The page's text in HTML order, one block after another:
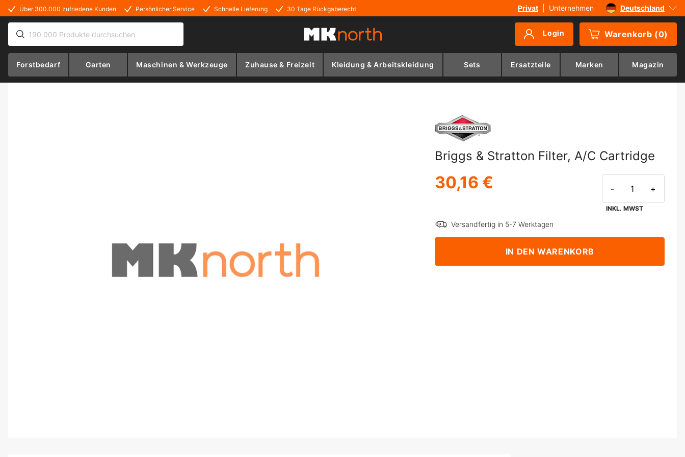
Über 300.000 zufriedene Kunden Persönlicher Service Schnelle Lieferung 30 Tage Rückgaberecht Privat Unternehmen
Deutschland
Sverige
Suomi
Login Warenkorb (0)
Forstbedarf Garten Maschinen & Werkzeuge Zuhause & Freizeit Kleidung & Arbeitskleidung Sets Ersatzteile Marken Magazin
Briggs & Stratton Filter, A/C Cartridge
30,16 € - +
INKL. MWST
Versandfertig in 5-7 Werktagen
IN DEN WARENKORB